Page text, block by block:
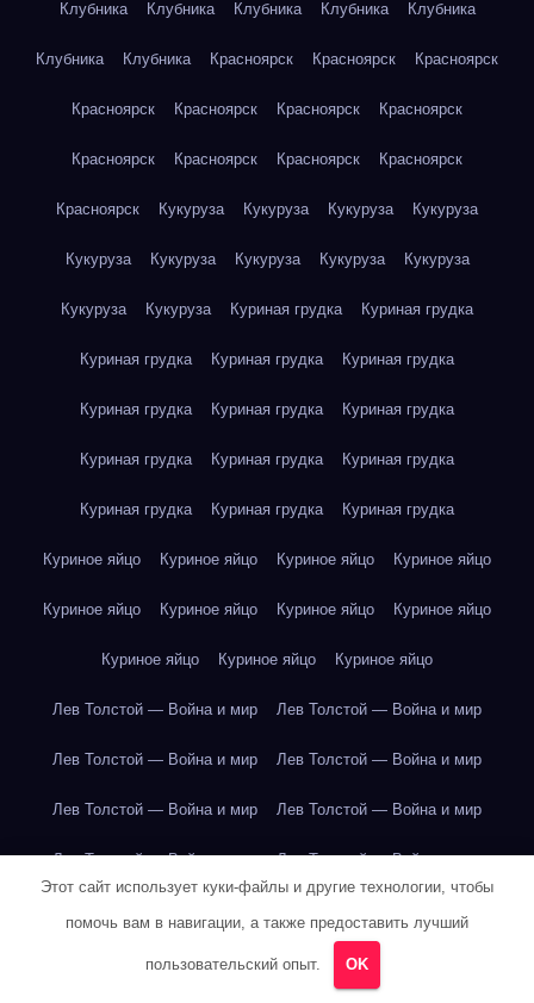
Клубника Клубника Клубника Клубника Клубника
Клубника Клубника Красноярск Красноярск Красноярск
Красноярск Красноярск Красноярск Красноярск
Красноярск Красноярск Красноярск Красноярск
Красноярск Кукуруза Кукуруза Кукуруза Кукуруза
Кукуруза Кукуруза Кукуруза Кукуруза Кукуруза
Кукуруза Кукуруза Куриная грудка Куриная грудка
Куриная грудка Куриная грудка Куриная грудка
Куриная грудка Куриная грудка Куриная грудка
Куриная грудка Куриная грудка Куриная грудка
Куриная грудка Куриная грудка Куриная грудка
Куриное яйцо Куриное яйцо Куриное яйцо Куриное яйцо
Куриное яйцо Куриное яйцо Куриное яйцо Куриное яйцо
Куриное яйцо Куриное яйцо Куриное яйцо
Лев Толстой — Война и мир Лев Толстой — Война и мир
Лев Толстой — Война и мир Лев Толстой — Война и мир
Лев Толстой — Война и мир Лев Толстой — Война и мир
Лев Толстой — Война и мир Лев Толстой — Война и мир
Лев Толстой — Война и мир Лев Толстой — Война и мир
Этот сайт использует куки-файлы и другие технологии, чтобы
помочь вам в навигации, а также предоставить лучший
пользовательский опыт. OK